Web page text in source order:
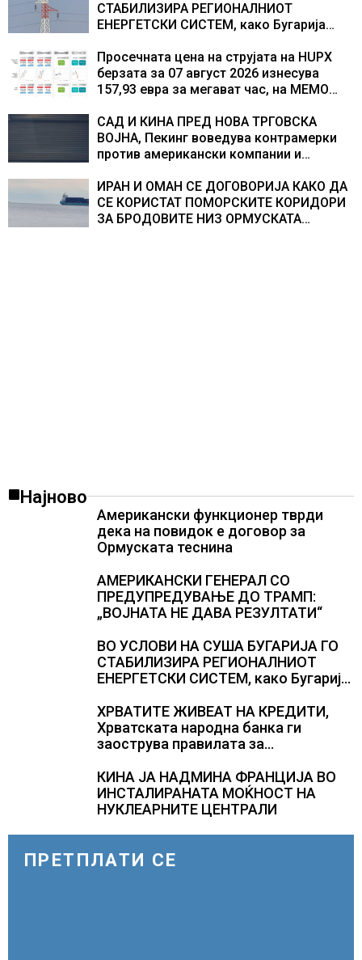
СТАБИЛИЗИРА РЕГИОНАЛНИОТ
ЕНЕРГЕТСКИ СИСТЕМ, како Бугарија
складирање на енергија од батерии
Просечната цена на струјата на HUPX
берзата за 07 август 2026 изнесува
157,93 евра за мегават час, на МЕМО
САД И КИНА ПРЕД НОВА ТРГОВСКА
ВОЈНА, Пекинг воведува контрамерки
против американски компании и
ИРАН И ОМАН СЕ ДОГОВОРИЈА КАКО ДА
СЕ КОРИСТАТ ПОМОРСКИТЕ КОРИДОРИ
ЗА БРОДОВИТЕ НИЗ ОРМУСКАТА
Најново
Американски функционер тврди
дека на повидок е договор за
Ормуската теснина
АМЕРИКАНСКИ ГЕНЕРАЛ СО
ПРЕДУПРЕДУВАЊЕ ДО ТРАМП:
„ВОЈНАТА НЕ ДАВА РЕЗУЛТАТИ“
ВО УСЛОВИ НА СУША БУГАРИЈА ГО
СТАБИЛИЗИРА РЕГИОНАЛНИОТ
ЕНЕРГЕТСКИ СИСТЕМ, како Бугарија
складирање на енергија од батерии
ХРВАТИТЕ ЖИВЕАТ НА КРЕДИТИ,
Хрватската народна банка ги
заострува правилата за
зголемени ризици во финансискиот
систем
КИНА ЈА НАДМИНА ФРАНЦИЈА ВО
ИНСТАЛИРАНАТА МОЌНОСТ НА
НУКЛЕАРНИТЕ ЦЕНТРАЛИ
ПРЕТПЛАТИ СЕ